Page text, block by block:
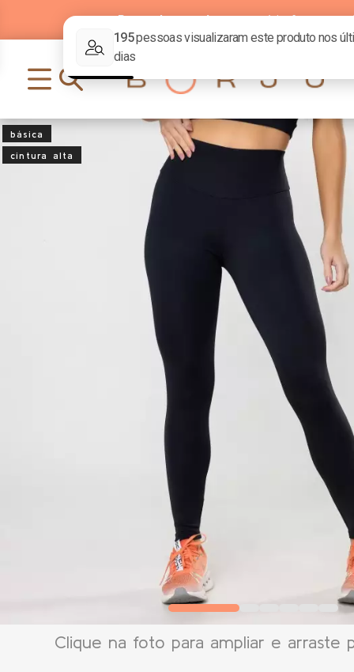
Parcelamentoem até6xsem
básica
cintura alta
Clique na foto para ampliar e arraste